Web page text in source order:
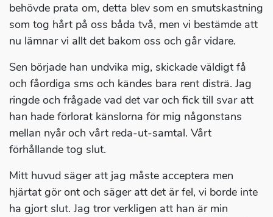
behövde prata om, detta blev som en smutskastning
som tog hårt på oss båda två, men vi bestämde att
nu lämnar vi allt det bakom oss och går vidare.
Sen började han undvika mig, skickade väldigt få
och fåordiga sms och kändes bara rent disträ. Jag
ringde och frågade vad det var och fick till svar att
han hade förlorat känslorna för mig någonstans
mellan nyår och vårt reda-ut-samtal. Vårt
förhållande tog slut.
Mitt huvud säger att jag måste acceptera men
hjärtat gör ont och säger att det är fel, vi borde inte
ha gjort slut. Jag tror verkligen att han är min